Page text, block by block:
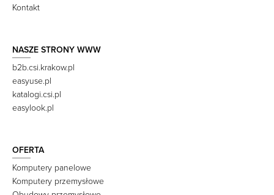
Kontakt
NASZE STRONY WWW
b2b.csi.krakow.pl
easyuse.pl
katalogi.csi.pl
easylook.pl
OFERTA
Komputery panelowe
Komputery przemysłowe